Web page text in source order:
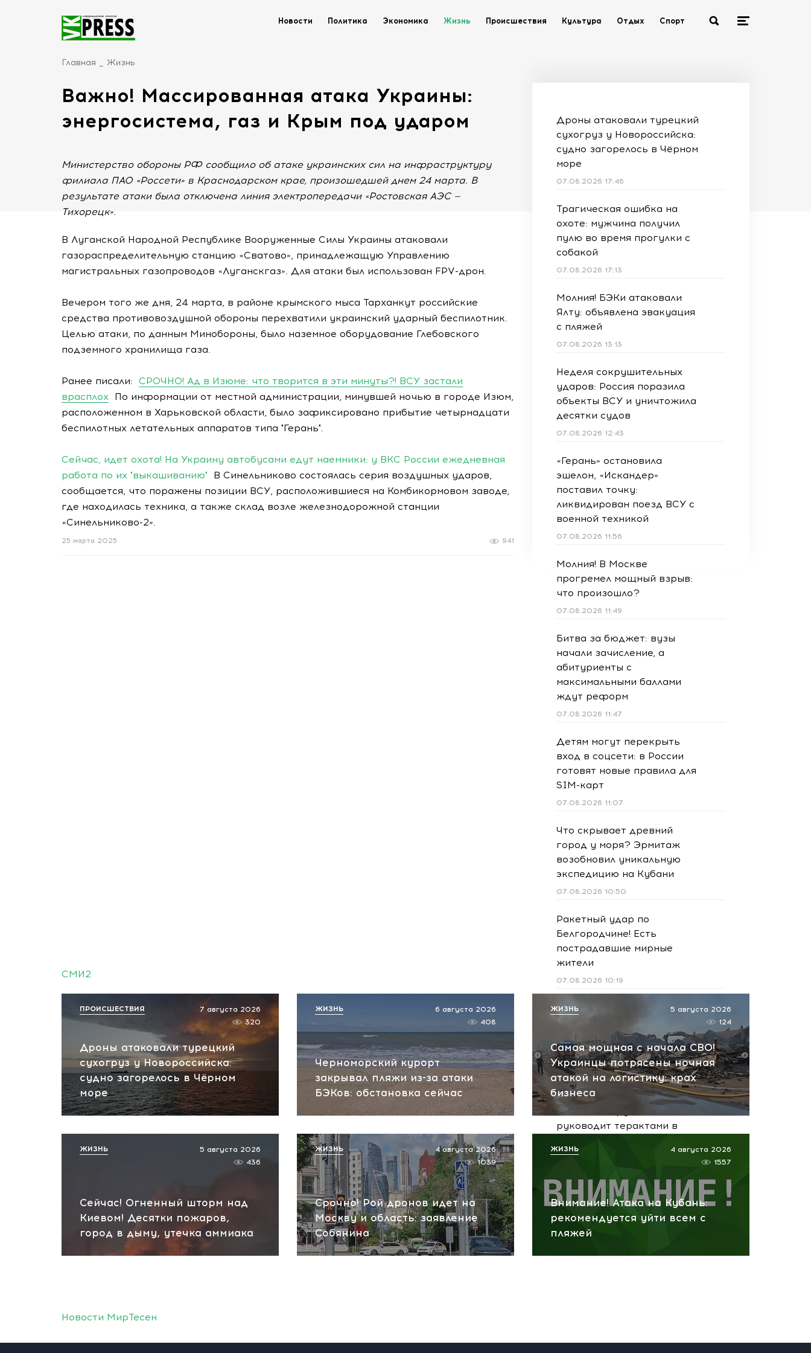
Новости Политика Экономика Жизнь Происшествия Культура Отдых Спорт
Главная Жизнь
Важно! Массированная атака Украины:
энергосистема, газ и Крым под ударом
Министерство обороны РФ сообщило об атаке украинских сил на инфраструктуру
филиала ПАО «Россети» в Краснодарском крае, произошедшей днем 24 марта. В
результате атаки была отключена линия электропередачи «Ростовская АЭС —
Тихорецк».
В Луганской Народной Республике Вооруженные Силы Украины атаковали
газораспределительную станцию «Сватово», принадлежащую Управлению
магистральных газопроводов «Луганскгаз». Для атаки был использован FPV-дрон.
Вечером того же дня, 24 марта, в районе крымского мыса Тарханкут российские
средства противовоздушной обороны перехватили украинский ударный беспилотник.
Целью атаки, по данным Минобороны, было наземное оборудование Глебовского
подземного хранилища газа.
Ранее писали: СРОЧНО! Ад в Изюме: что творится в эти минуты?! ВСУ застали
врасплох По информации от местной администрации, минувшей ночью в городе Изюм,
расположенном в Харьковской области, было зафиксировано прибытие четырнадцати
беспилотных летательных аппаратов типа "Герань".
Сейчас, идет охота! На Украину автобусами едут наемники: у ВКС России ежедневная
работа по их "выкашиванию" В Синельниково состоялась серия воздушных ударов,
сообщается, что поражены позиции ВСУ, расположившиеся на Комбикормовом заводе,
где находилась техника, а также склад возле железнодорожной станции
«Синельниково-2».
941
25 марта 2025
Дроны атаковали турецкий
сухогруз у Новороссийска:
судно загорелось в Чёрном
море
07.08.2026 17:46
Трагическая ошибка на
охоте: мужчина получил
пулю во время прогулки с
собакой
07.08.2026 17:13
Молния! БЭКи атаковали
Ялту: объявлена эвакуация
с пляжей
07.08.2026 13:13
Неделя сокрушительных
ударов: Россия поразила
объекты ВСУ и уничтожила
десятки судов
07.08.2026 12:43
«Герань» остановила
эшелон, «Искандер»
поставил точку:
ликвидирован поезд ВСУ с
военной техникой
07.08.2026 11:56
Молния! В Москве
прогремел мощный взрыв:
что произошло?
07.08.2026 11:49
Битва за бюджет: вузы
начали зачисление, а
абитуриенты с
максимальными баллами
ждут реформ
07.08.2026 11:47
Детям могут перекрыть
вход в соцсети: в России
готовят новые правила для
SIM-карт
07.08.2026 11:07
Что скрывает древний
город у моря? Эрмитаж
возобновил уникальную
экспедицию на Кубани
07.08.2026 10:50
Ракетный удар по
Белгородчине! Есть
пострадавшие мирные
жители
07.08.2026 10:19
Срочно! В Геленджике и
Новороссийске громко -
работает ПВО:
рекомендуется уйти с
пляжей
07.08.2026 10:13
НАТО планирует и
руководит терактами в
заявление хакеров
СМИ2
Дроны атаковали турецкий
сухогруз у Новороссийска:
судно загорелось в Чёрном
море
7 августа 2026
320
ПРОИСШЕСТВИЯ
Черноморский курорт
закрывал пляжи из-за атаки
БЭКов: обстановка сейчас
6 августа 2026
408
ЖИЗНЬ
Самая мощная с начала СВО!
Украинцы потрясены ночная
атакой на логистику: крах
бизнеса
5 августа 2026
124
ЖИЗНЬ
Сейчас! Огненный шторм над
Киевом! Десятки пожаров,
город в дыму, утечка аммиака
5 августа 2026
436
ЖИЗНЬ
Срочно! Рой дронов идет на
Москву и область: заявление
Собянина
4 августа 2026
1039
ЖИЗНЬ
Внимание! Атака на Кубань:
рекомендуется уйти всем с
пляжей
4 августа 2026
1557
ЖИЗНЬ
Новости МирТесен